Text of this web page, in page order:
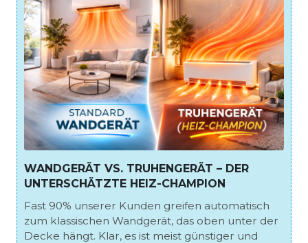
WANDGERÄT VS. TRUHENGERÄT – DER
UNTERSCHÄTZTE HEIZ-CHAMPION
Fast 90% unserer Kunden greifen automatisch
zum klassischen Wandgerät, das oben unter der
Decke hängt. Klar, es ist meist günstiger und